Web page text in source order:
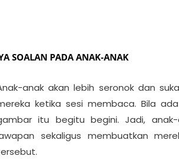
SOALAN PADA ANAK-ANAK
anak akan lebih seronok dan
ketika sesi membaca. Bila
itu begitu begini. Jadi,
sekaligus membuatkan